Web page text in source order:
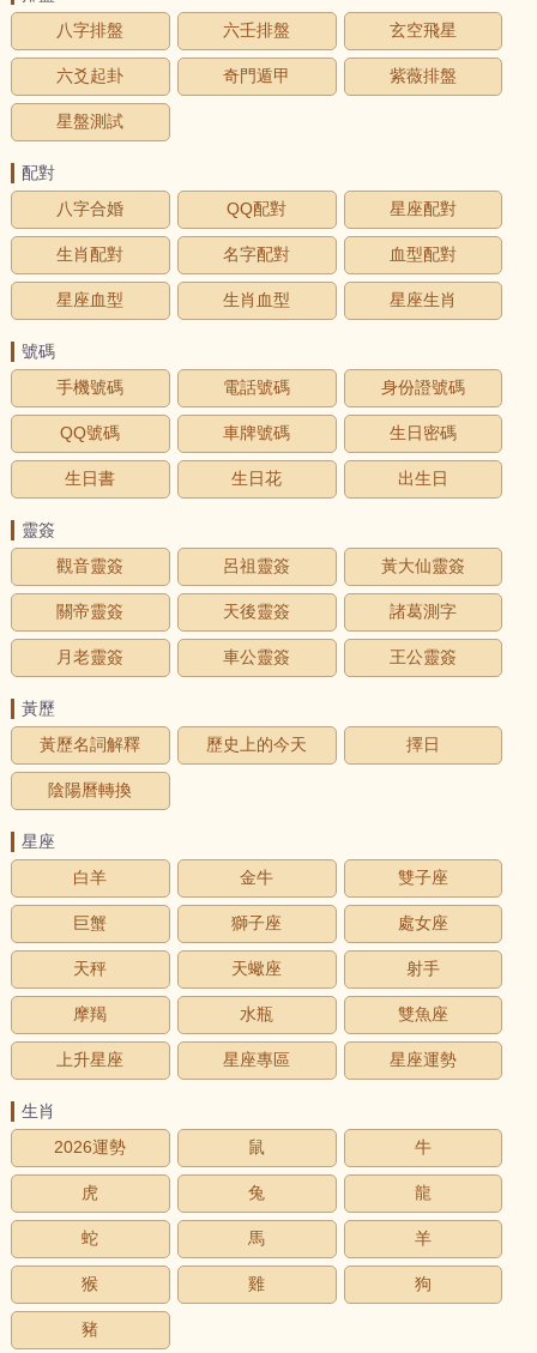
八字排盤
六壬排盤 玄空飛星
六爻起卦 奇門遁甲 紫薇排盤
星盤測試
配對
八字合婚
QQ配對 星座配對
生肖配對 名字配對 血型配對
星座血型 生肖血型 星座生肖
號碼
手機號碼
電話號碼 身份證號碼
QQ號碼 車牌號碼 生日密碼
生日書 生日花 出生日
靈簽
觀音靈簽
呂祖靈簽 黃大仙靈簽
關帝靈簽 天後靈簽 諸葛測字
月老靈簽 車公靈簽 王公靈簽
黃歷
黃歷名詞解釋
歷史上的今天 擇日
陰陽曆轉換
星座
白羊
金牛 雙子座
巨蟹 獅子座 處女座
天秤 天蠍座 射手
摩羯 水瓶 雙魚座
上升星座 星座專區 星座運勢
生肖
2026運勢
鼠 牛
虎 兔 龍
蛇 馬 羊
猴 雞 狗
豬